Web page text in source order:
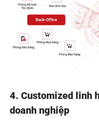
4. Customized linh
doanh nghiệp